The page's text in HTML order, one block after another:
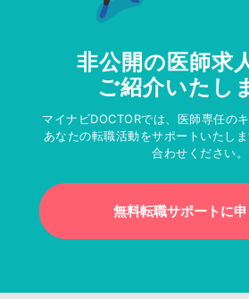
非公開の医師求
ご紹介いたし
マイナビDOCTORでは、医師専任の
あなたの転職活動をサポートいたし
合わせください。
無料転職サポートに